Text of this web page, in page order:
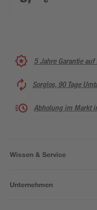
5 Jahre Garantie
Sorglos, 90 Tage
Abholung im Markt
Wissen & Service
Unternehmen